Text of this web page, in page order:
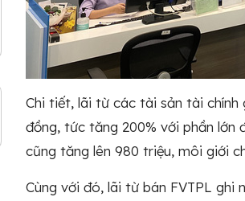
Chi tiết, lãi từ các tài sản tài
đồng, tức tăng 200% với phần lớn
cũng tăng lên 980 triệu, môi giới
Cùng với đó, lãi từ bán FVTPL